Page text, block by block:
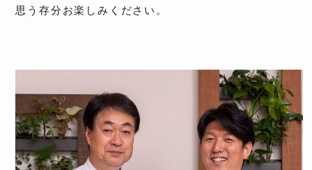
思う存分お楽しみください。